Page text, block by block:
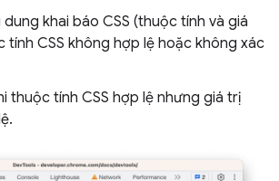
khai báo CSS (thuộc tính và giá
tính CSS không hợp lệ hoặc không xác
thuộc tính CSS hợp lệ nhưng giá trị